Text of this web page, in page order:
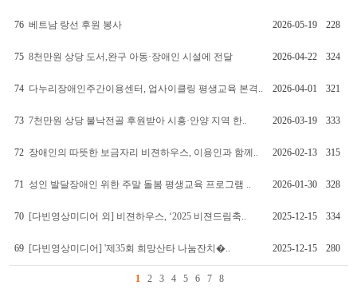
76 베트남 랑선 후원 봉사 2026-05-19 228
75 8천만원 상당 도서,완구 아동·장애인 시설에 전달 2026-04-22 324
74 다누리장애인주간이용센터, 업사이클링 평생교육 본격.. 2026-04-01 321
73 7천만원 상당 불낙전골 후원받아 시흥·안양 지역 한.. 2026-03-19 333
72 장애인의 따뜻한 보금자리 비젼하우스, 이용인과 함께.. 2026-02-13 315
71 성인 발달장애인 위한 주말 돌봄 평생교육 프로그램 .. 2026-01-30 328
70 [다빈영상미디어 외] 비젼하우스, ‘2025 비젼드림축.. 2025-12-15 334
69 [다빈영상미디어] '제35회 희망산타 나눔잔치�.. 2025-12-15 280
1 2 3 4 5 6 7 8